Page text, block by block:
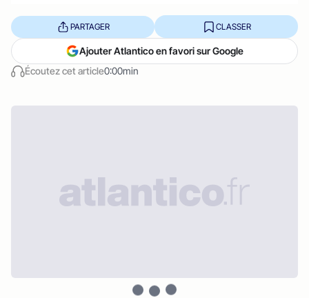
Écoutez cet article0:00min
PARTAGER CLASSER
Ajouter Atlantico en favori sur Google